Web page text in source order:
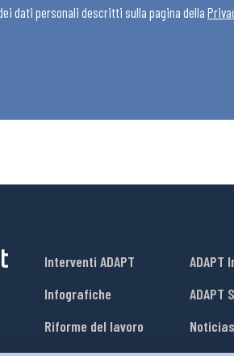
dati personali descritti sulla pagina della
Interventi ADAPT
Infografiche
Riforme del lavoro
ADAPT
ADAPT